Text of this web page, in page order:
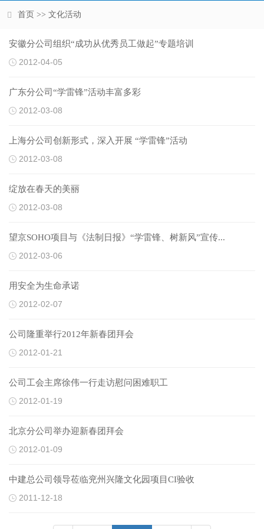
首页 >> 文化活动
安徽分公司组织“成功从优秀员工做起”专题培训
2012-04-05
广东分公司“学雷锋”活动丰富多彩
2012-03-08
上海分公司创新形式，深入开展 “学雷锋”活动
2012-03-08
绽放在春天的美丽
2012-03-08
望京SOHO项目与《法制日报》“学雷锋、树新风”宣传...
2012-03-06
用安全为生命承诺
2012-02-07
公司隆重举行2012年新春团拜会
2012-01-21
公司工会主席徐伟一行走访慰问困难职工
2012-01-19
北京分公司举办迎新春团拜会
2012-01-09
中建总公司领导莅临兖州兴隆文化园项目CI验收
2011-12-18